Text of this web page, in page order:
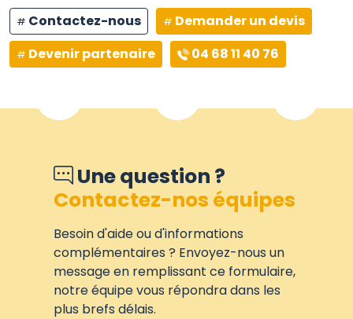
Contactez-nous
Demander un devis
Devenir partenaire
04 68 11 40 76
Une question ?
Contactez-nos équipes
Besoin d'aide ou d'informations
complémentaires ? Envoyez-nous un
message en remplissant ce formulaire,
notre équipe vous répondra dans les
plus brefs délais.